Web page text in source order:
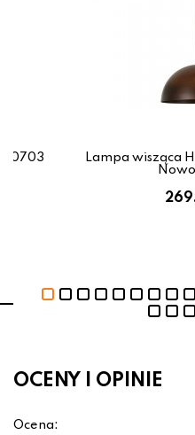
10703
Lampa wisząca
OCENY I OPINIE
Ocena: